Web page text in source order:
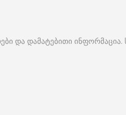
და დამატებითი ინფორმაცია.